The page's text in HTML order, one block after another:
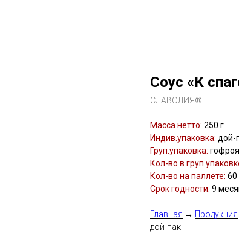
Соус «К
СЛАВОЛИЯ®
Масса нетто: 250 г
Индив.упаковка: дой-
Груп.упаковка:
Кол-во в
Кол-во на паллете: 60
Срок годности: 9
Главная → Продукция
дой-пак